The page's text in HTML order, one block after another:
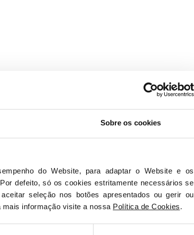
Sobre os cookies
do Website, para adaptar o Website e os
defeito, só os cookies estritamente necessários se
seleção nos botões apresentados ou gerir ou
mais informação visite a nossa Política de Cookies.